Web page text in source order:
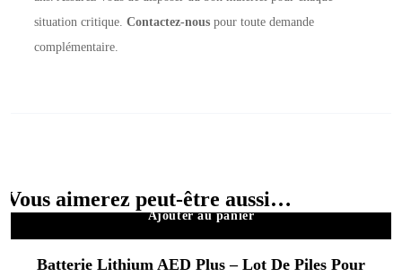
situation critique.Contactez-nous pour toute demande
complémentaire.
Vous aimerez peut-être aussi…
Ajouter au panier
Batterie Lithium AED Plus – Lot De Piles Pour